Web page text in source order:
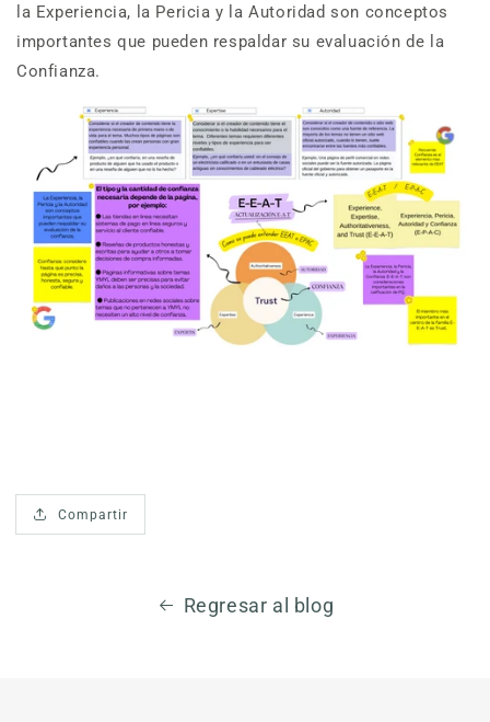
la Experiencia, la Pericia y la Autoridad son conceptos
importantes que pueden respaldar su evaluación de la
Confianza.
Compartir
Regresar al blog